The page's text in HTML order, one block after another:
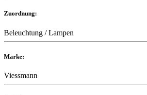
Zuordnung:
Beleuchtung / Lampen
Marke:
Viessmann